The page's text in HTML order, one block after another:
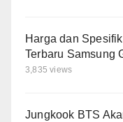
Harga dan
Terbaru Samsung
3,835 views
Jungkook BTS